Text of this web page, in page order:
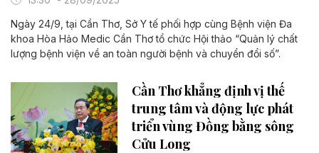
Ngày 24/9, tại Cần Thơ, Sở Y tế phối hợp cùng Bệnh viện Đa
khoa Hòa Hảo Medic Cần Thơ tổ chức Hội thảo “Quản lý chất
lượng bệnh viện về an toàn người bệnh và chuyển đổi số”.
Cần Thơ khẳng định vị thế
trung tâm và động lực phát
triển vùng Đồng bằng sông
Cửu Long